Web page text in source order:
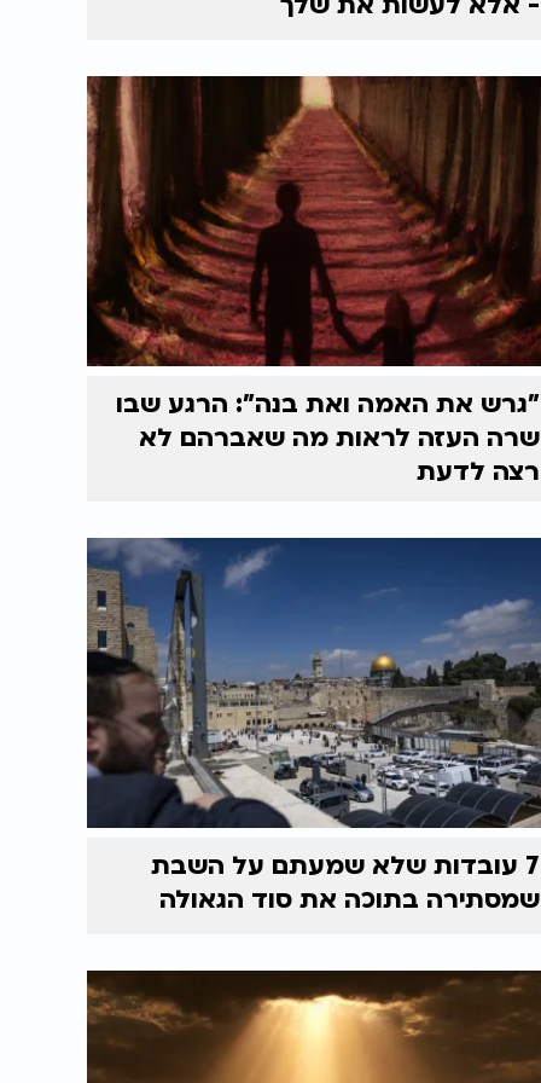
"גרש את האמה ואת בנה": הרגע שבו
שרה העזה לראות מה שאברהם לא
רצה לדעת
7 עובדות שלא שמעתם על השבת
שמסתירה בתוכה את סוד הגאולה